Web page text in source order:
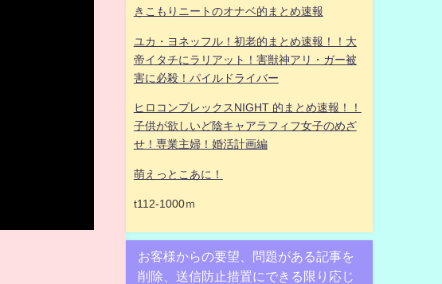
きこもりニートのオナベ的まとめ速報
ユカ・ヨネッフル！初老的まとめ速報！！大
帝イタチにラリアット！害獣神アリ・ガー被
害に必殺！パイルドライバー
ヒロコンプレックスNIGHT 的まとめ速報！！
子供が欲しいど陰キャアラフィフ女子のめざ
せ！専業主婦！婚活計画編
萌えっとこあに！
t112-1000ｍ
お客様からの要望、問題がある記事を
削除、送信防止措置にできる限り応じ